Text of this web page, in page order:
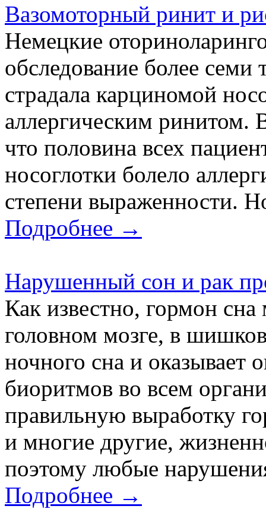
Вазомоторный ринит и
Немецкие
обследование более
страдала карциномой
аллергическим
что половина всех
носоглотки болело
степени выраженности.
Подробнее →
Нарушенный сон и рак
Как известно, гормон сна
головном мозге, в
ночного сна и оказывает
биоритмов во всем
правильную выработку
и многие другие,
поэтому любые
Подробнее →